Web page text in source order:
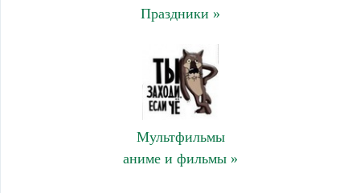
Праздники »
Мультфильмы
аниме и фильмы »